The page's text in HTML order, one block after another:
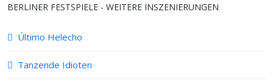
BERLINER FESTSPIELE - WEITERE INSZENIERUNGEN
Último Helecho
Tanzende Idioten